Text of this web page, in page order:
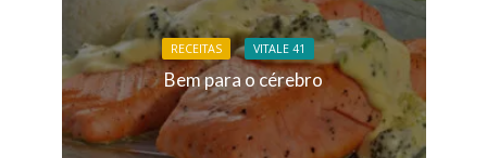
RECEITAS VITALE 41
Bem para o cérebro